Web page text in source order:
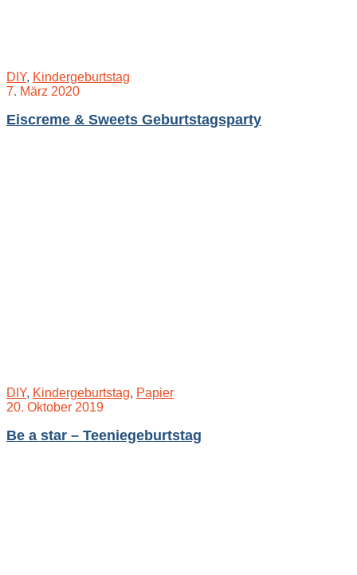
DIY, Kindergeburtstag
7. März 2020
Eiscreme & Sweets Geburtstagsparty
DIY, Kindergeburtstag, Papier
20. Oktober 2019
Be a star – Teeniegeburtstag